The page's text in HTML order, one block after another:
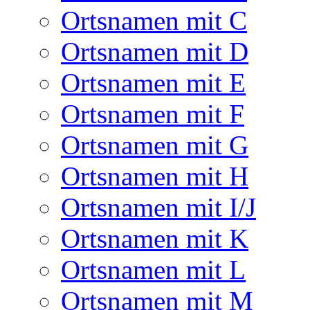
Ortsnamen mit C
Ortsnamen mit D
Ortsnamen mit E
Ortsnamen mit F
Ortsnamen mit G
Ortsnamen mit H
Ortsnamen mit I/J
Ortsnamen mit K
Ortsnamen mit L
Ortsnamen mit M